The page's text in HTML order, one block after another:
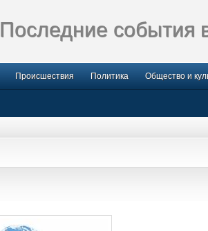
Последние события
Происшествия Политика Общество и